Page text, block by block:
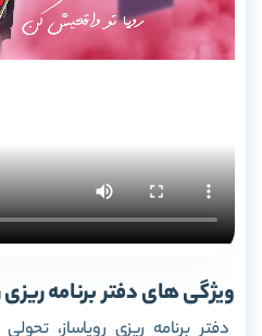
ویژگی های دفتر برنامه ریزی
دفتر برنامه ریزی رویاساز،